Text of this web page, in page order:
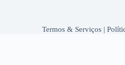
Termos & Serviços|